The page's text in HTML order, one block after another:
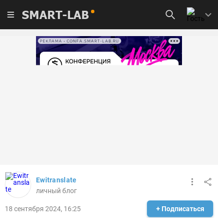
SMART-LAB
РЕКЛАМА • CONFA.SMART-LAB.RU
Ewitranslate
личный блог
18 сентября 2024, 16:25 + Подписаться